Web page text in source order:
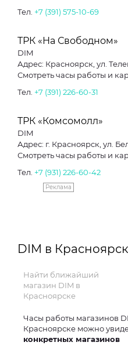
Тел. +7 (391) 575-10-69
ТРК «На Свободном»
DIM
Адрес: Красноярск, ул.
Смотреть часы работы и
Тел. +7 (391) 226-60-31
ТРК «Комсомолл»
DIM
Адрес: г.
Смотреть часы работы и
Тел. +7 (931) 226-60-42
Реклама
DIM в
Найти ближайший
магазин DIM в
Красноярске
Часы работы магазинов
Красноярске можно
конкретных магазинов